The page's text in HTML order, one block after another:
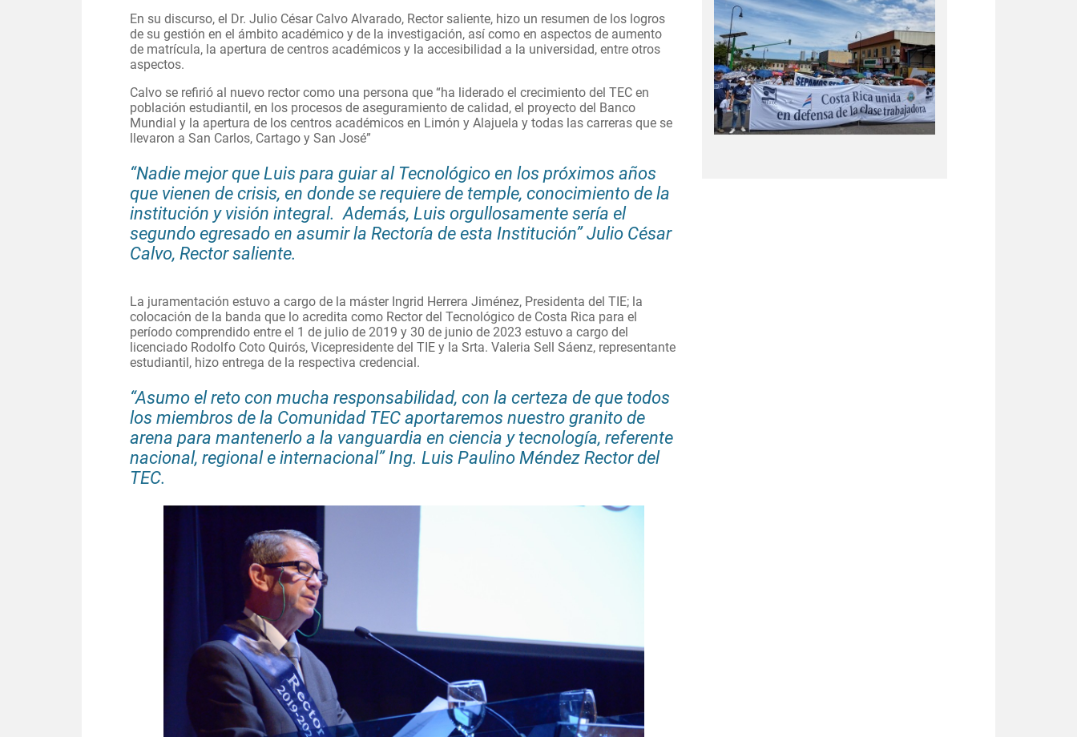
En su discurso, el Dr. Julio César Calvo Alvarado, Rector saliente, hizo un resumen de los logros
de su gestión en el ámbito académico y de la investigación, así como en aspectos de aumento
de matrícula, la apertura de centros académicos y la accesibilidad a la universidad, entre otros
aspectos.
Calvo se refirió al nuevo rector como una persona que “ha liderado el crecimiento del TEC en
población estudiantil, en los procesos de aseguramiento de calidad, el proyecto del Banco
Mundial y la apertura de los centros académicos en Limón y Alajuela y todas las carreras que se
llevaron a San Carlos, Cartago y San José”
“Nadie mejor que Luis para guiar al Tecnológico en los próximos años
que vienen de crisis, en donde se requiere de temple, conocimiento de la
institución y visión integral. Además, Luis orgullosamente sería el
segundo egresado en asumir la Rectoría de esta Institución” Julio César
Calvo, Rector saliente.
La juramentación estuvo a cargo de la máster Ingrid Herrera Jiménez, Presidenta del TIE; la
colocación de la banda que lo acredita como Rector del Tecnológico de Costa Rica para el
período comprendido entre el 1 de julio de 2019 y 30 de junio de 2023 estuvo a cargo del
licenciado Rodolfo Coto Quirós, Vicepresidente del TIE y la Srta. Valeria Sell Sáenz, representante
estudiantil, hizo entrega de la respectiva credencial.
“Asumo el reto con mucha responsabilidad, con la certeza de que todos
los miembros de la Comunidad TEC aportaremos nuestro granito de
arena para mantenerlo a la vanguardia en ciencia y tecnología, referente
nacional, regional e internacional” Ing. Luis Paulino Méndez Rector del
TEC.